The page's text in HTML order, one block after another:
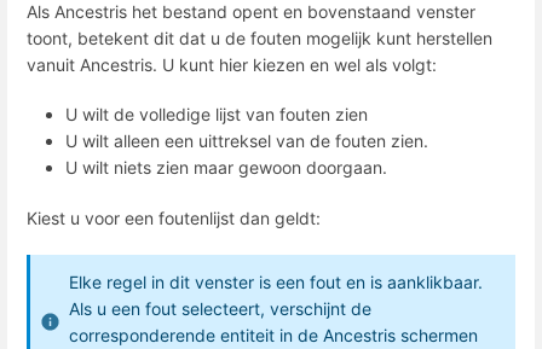
Als Ancestris het bestand opent en bovenstaand venster
toont, betekent dit dat u de fouten mogelijk kunt herstellen
vanuit Ancestris. U kunt hier kiezen en wel als volgt:
U wilt de volledige lijst van fouten zien
U wilt alleen een uittreksel van de fouten zien.
U wilt niets zien maar gewoon doorgaan.
Kiest u voor een foutenlijst dan geldt:
Elke regel in dit venster is een fout en is aanklikbaar.
Als u een fout selecteert, verschijnt de
corresponderende entiteit in de Ancestris schermen